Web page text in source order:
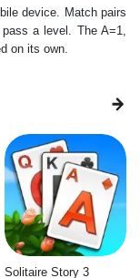
device. Match pairs
a level. The A=1,
on its own.
Solitaire Story 3